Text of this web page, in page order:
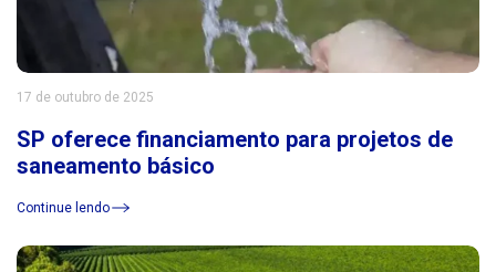
17 de outubro de 2025
SP oferece financiamento para projetos de
saneamento básico
Continue lendo